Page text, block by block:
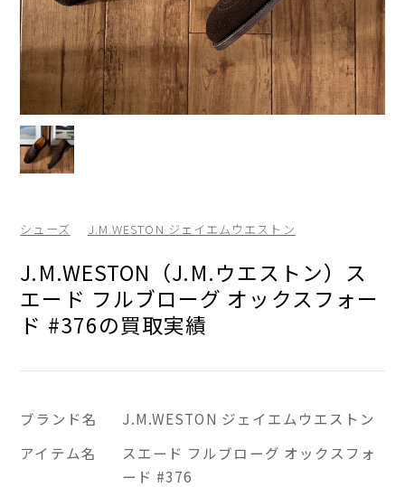
シューズ J.M.WESTON ジェイエムウエストン
J.M.WESTON（J.M.ウエストン）ス
エード フルブローグ オックスフォー
ド #376の買取実績
ブランド名
J.M.WESTON ジェイエムウエストン
アイテム名
スエード フルブローグ オックスフォ
ード #376